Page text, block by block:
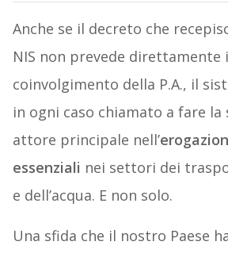
Anche se il decreto che
NIS non prevede direttamente
coinvolgimento della P.A., il
in ogni caso chiamato a fare la
attore principale nell’
essenziali nei settori dei
e dell’acqua. E non solo.
Una sfida che il nostro Paese